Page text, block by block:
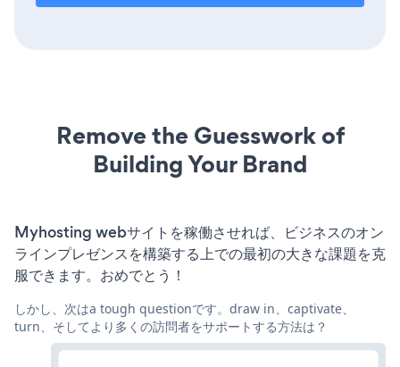
Remove the Guesswork of
Building Your Brand
Myhosting webサイトを稼働させれば、ビジネスのオン
ラインプレゼンスを構築する上での最初の大きな課題を克
服できます。おめでとう！
しかし、次はa tough questionです。draw in、captivate、
turn、そしてより多くの訪問者をサポートする方法は？